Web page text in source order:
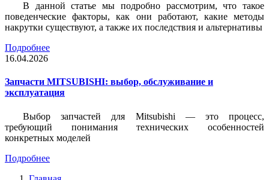
В данной статье мы подробно рассмотрим, что такое
поведенческие факторы, как они работают, какие методы
накрутки существуют, а также их последствия и альтернативы
Подробнее
16.04.2026
Запчасти MITSUBISHI: выбор, обслуживание и
эксплуатация
Выбор запчастей для Mitsubishi — это процесс,
требующий понимания технических особенностей
конкретных моделей
Подробнее